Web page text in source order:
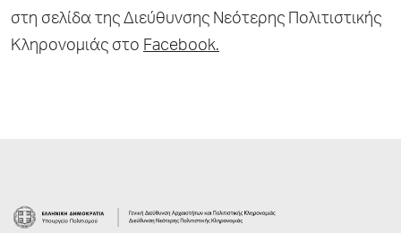
στη σελίδα της Διεύθυνσης Νεότερης Πολιτιστικής
Κληρονομιάς στο Facebook.